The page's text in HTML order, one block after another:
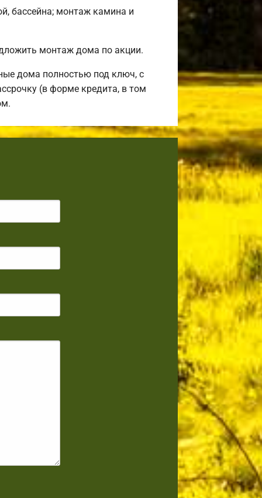
бассейна; монтаж камина и
монтаж дома по акции.
дома полностью под ключ, с
(в форме кредита, в том